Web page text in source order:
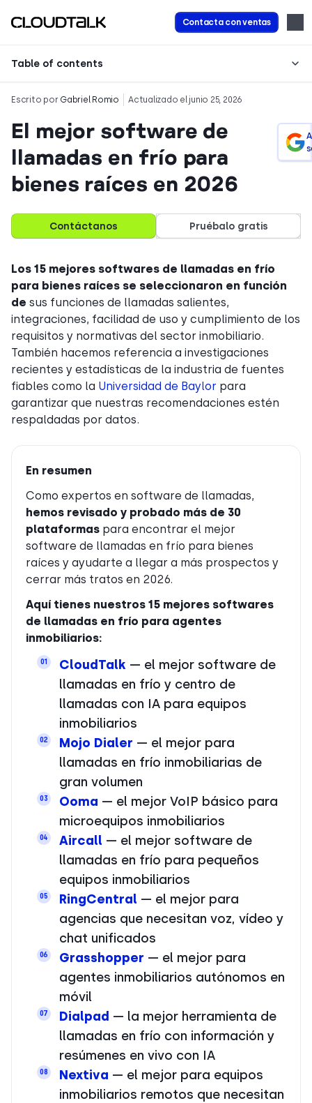
Contacta con ventas
Table of contents
Escrito por Gabriel Romio Actualizado el junio 25, 2026
El mejor software de
llamadas en frío para
bienes raíces en 2026
Contáctanos Pruébalo gratis
Los 15 mejores softwares de llamadas en frío
para bienes raíces se seleccionaron en función
de sus funciones de llamadas salientes,
integraciones, facilidad de uso y cumplimiento de los
requisitos y normativas del sector inmobiliario.
También hacemos referencia a investigaciones
recientes y estadísticas de la industria de fuentes
fiables como la Universidad de Baylor para
garantizar que nuestras recomendaciones estén
respaldadas por datos.
En resumen
Como expertos en software de llamadas,
hemos revisado y probado más de 30
plataformas para encontrar el mejor
software de llamadas en frío para bienes
raíces y ayudarte a llegar a más prospectos y
cerrar más tratos en 2026.
Aquí tienes nuestros 15 mejores softwares
de llamadas en frío para agentes
inmobiliarios:
01 CloudTalk — el mejor software de
llamadas en frío y centro de
llamadas con IA para equipos
inmobiliarios
02 Mojo Dialer — el mejor para
llamadas en frío inmobiliarias de
gran volumen
03 Ooma — el mejor VoIP básico para
microequipos inmobiliarios
04 Aircall — el mejor software de
llamadas en frío para pequeños
equipos inmobiliarios
05 RingCentral — el mejor para
agencias que necesitan voz, vídeo y
chat unificados
06 Grasshopper — el mejor para
agentes inmobiliarios autónomos en
móvil
07 Dialpad — la mejor herramienta de
llamadas en frío con información y
resúmenes en vivo con IA
08 Nextiva — el mejor para equipos
inmobiliarios remotos que necesitan